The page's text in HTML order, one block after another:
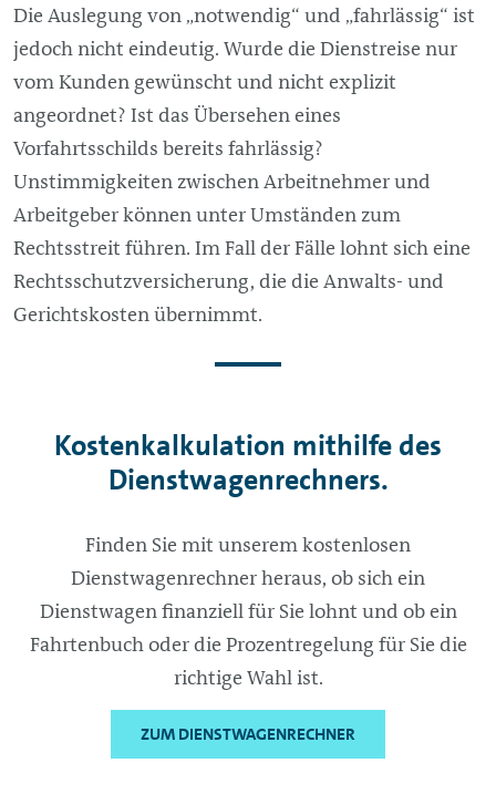
Die Auslegung von „notwendig“ und „fahrlässig“ ist
jedoch nicht eindeutig. Wurde die Dienstreise nur
vom Kunden gewünscht und nicht explizit
angeordnet? Ist das Übersehen eines
Vorfahrtsschilds bereits fahrlässig?
Unstimmigkeiten zwischen Arbeitnehmer und
Arbeitgeber können unter Umständen zum
Rechtsstreit führen. Im Fall der Fälle lohnt sich eine
Rechtsschutzversicherung, die die Anwalts- und
Gerichtskosten übernimmt.
Kostenkalkulation mithilfe des
Dienstwagenrechners.
Finden Sie mit unserem kostenlosen
Dienstwagenrechner heraus, ob sich ein
Dienstwagen finanziell für Sie lohnt und ob ein
Fahrtenbuch oder die Prozentregelung für Sie die
richtige Wahl ist.
ZUM DIENSTWAGENRECHNER